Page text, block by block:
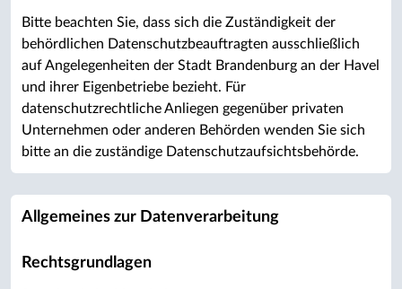
Bitte beachten Sie, dass sich die Zuständigkeit der
behördlichen Datenschutzbeauftragten ausschließlich
auf Angelegenheiten der Stadt Brandenburg an der Havel
und ihrer Eigenbetriebe bezieht. Für
datenschutzrechtliche Anliegen gegenüber privaten
Unternehmen oder anderen Behörden wenden Sie sich
bitte an die zuständige Datenschutzaufsichtsbehörde.
Allgemeines zur Datenverarbeitung
Rechtsgrundlagen